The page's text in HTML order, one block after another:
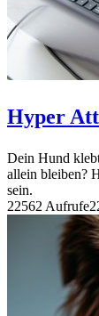
Hyper
Dein Hund
allein bleiben?
sein.
22562 Aufrufe